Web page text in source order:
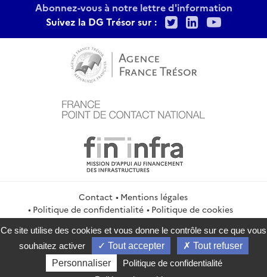
Abonnez-vous à notre lettre d'information
Suivez la DG Trésor sur :
TwitterLinkedIn
Contact
Mentions légales
Politique de confidentialité
Politique de cookies
Gestion des cookies
Flux RSS
service-public.gouv.fr
legifrance.gouv.fr
info.gouv.fr
data.gouv.fr
Ce site utilise des cookies et vous donne le contrôle sur ce que vous
souhaitez activer
Tout accepter
Tout refuser
Personnaliser
Politique de confidentialité